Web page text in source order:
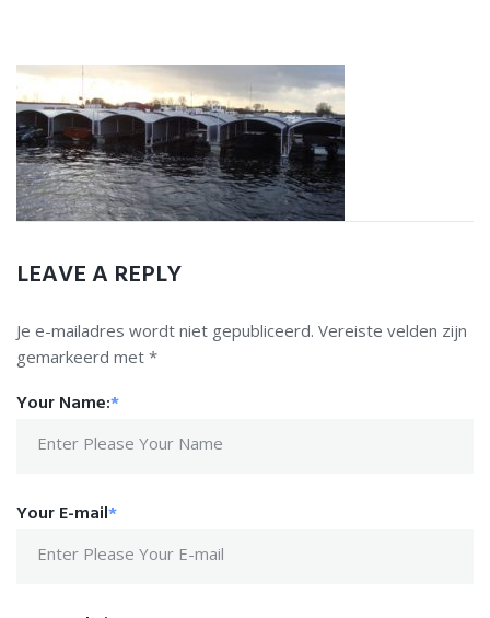
Ligplaatsen
Service
Informatie
Portfolio
Contact
LEAVE A REPLY
Je e-mailadres wordt niet gepubliceerd. Vereiste velden zijn
gemarkeerd met *
Your Name:*
Your E-mail*